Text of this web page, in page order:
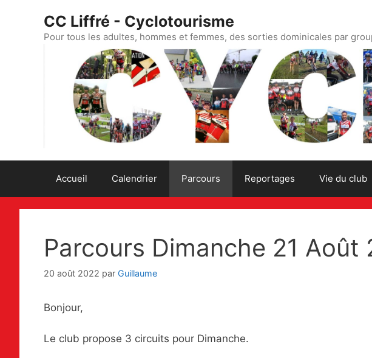
CC Liffré - Cyclotourisme
Pour tous les adultes, hommes et femmes, des sorties dominicales par
Accueil Calendrier Parcours Reportages Vie du club
Parcours Dimanche 21 Août
20 août 2022 par Guillaume
Bonjour,
Le club propose 3 circuits pour Dimanche.